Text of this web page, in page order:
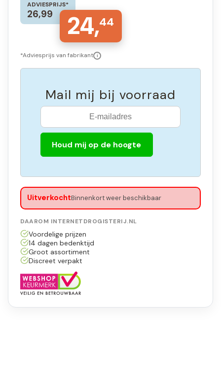
ADVIESPRIJS*
26,99 24,44
*Adviesprijs van fabrikant i
Mail mij bij voorraad
Houd mij op de hoogte
UitverkochtBinnenkort weer beschikbaar
DAAROM INTERNETDROGISTERIJ.NL
Voordelige prijzen
14 dagen bedenktijd
Groot assortiment
Discreet verpakt